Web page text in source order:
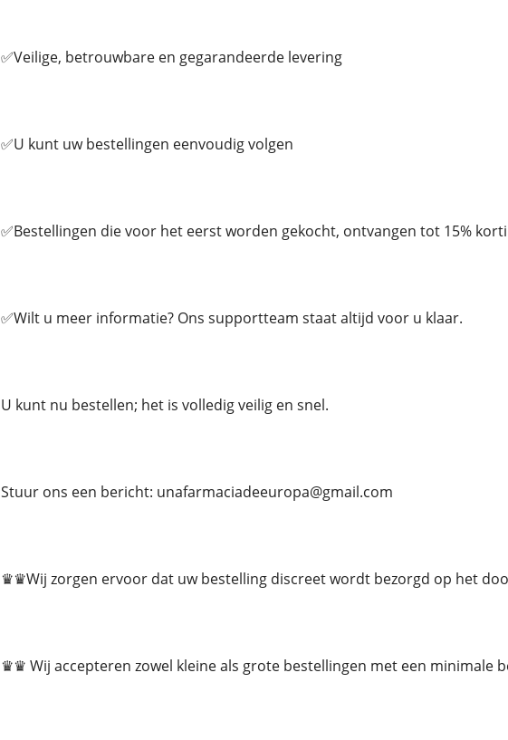
✅Veilige, betrouwbare en gegarandeerde levering
✅U kunt uw bestellingen eenvoudig volgen
✅Bestellingen die voor het eerst worden gekocht, ontvangen tot 15%
✅Wilt u meer informatie? Ons supportteam staat altijd voor u klaar.
U kunt nu bestellen; het is volledig veilig en snel.
Stuur ons een bericht: unafarmaciadeeuropa@gmail.com
♛♛Wij zorgen ervoor dat uw bestelling discreet wordt bezorgd op het
♛♛ Wij accepteren zowel kleine als grote bestellingen met een minimale